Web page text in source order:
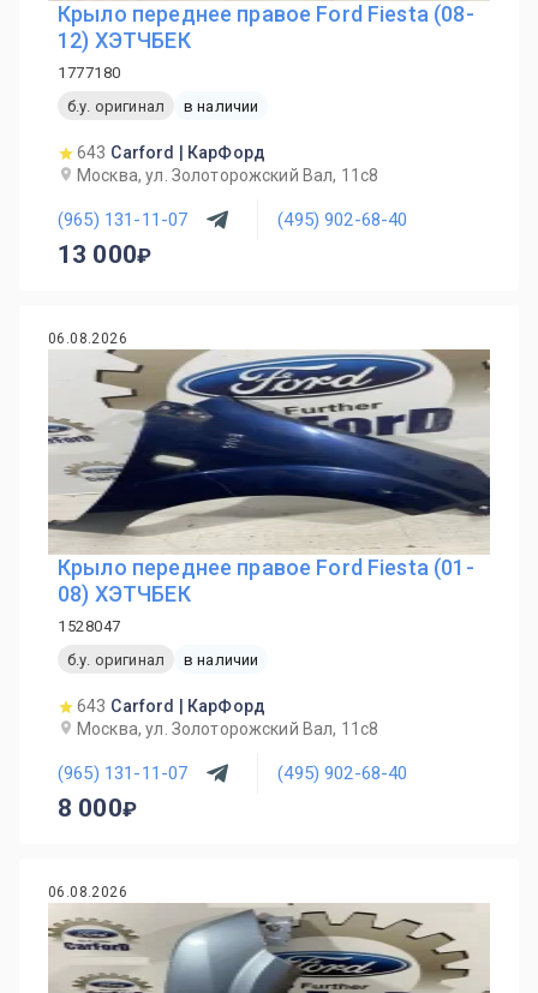
Крыло переднее правое Ford Fiesta (08-
12) ХЭТЧБЕК
1777180
б.у. оригинал
в наличии
643 Carford | КарФорд
Москва, ул. Золоторожский Вал, 11с8
(965) 131-11-07 (495) 902-68-40
13 000
06.08.2026
Крыло переднее правое Ford Fiesta (01-
08) ХЭТЧБЕК
1528047
б.у. оригинал
в наличии
643 Carford | КарФорд
Москва, ул. Золоторожский Вал, 11с8
(965) 131-11-07 (495) 902-68-40
8 000
06.08.2026